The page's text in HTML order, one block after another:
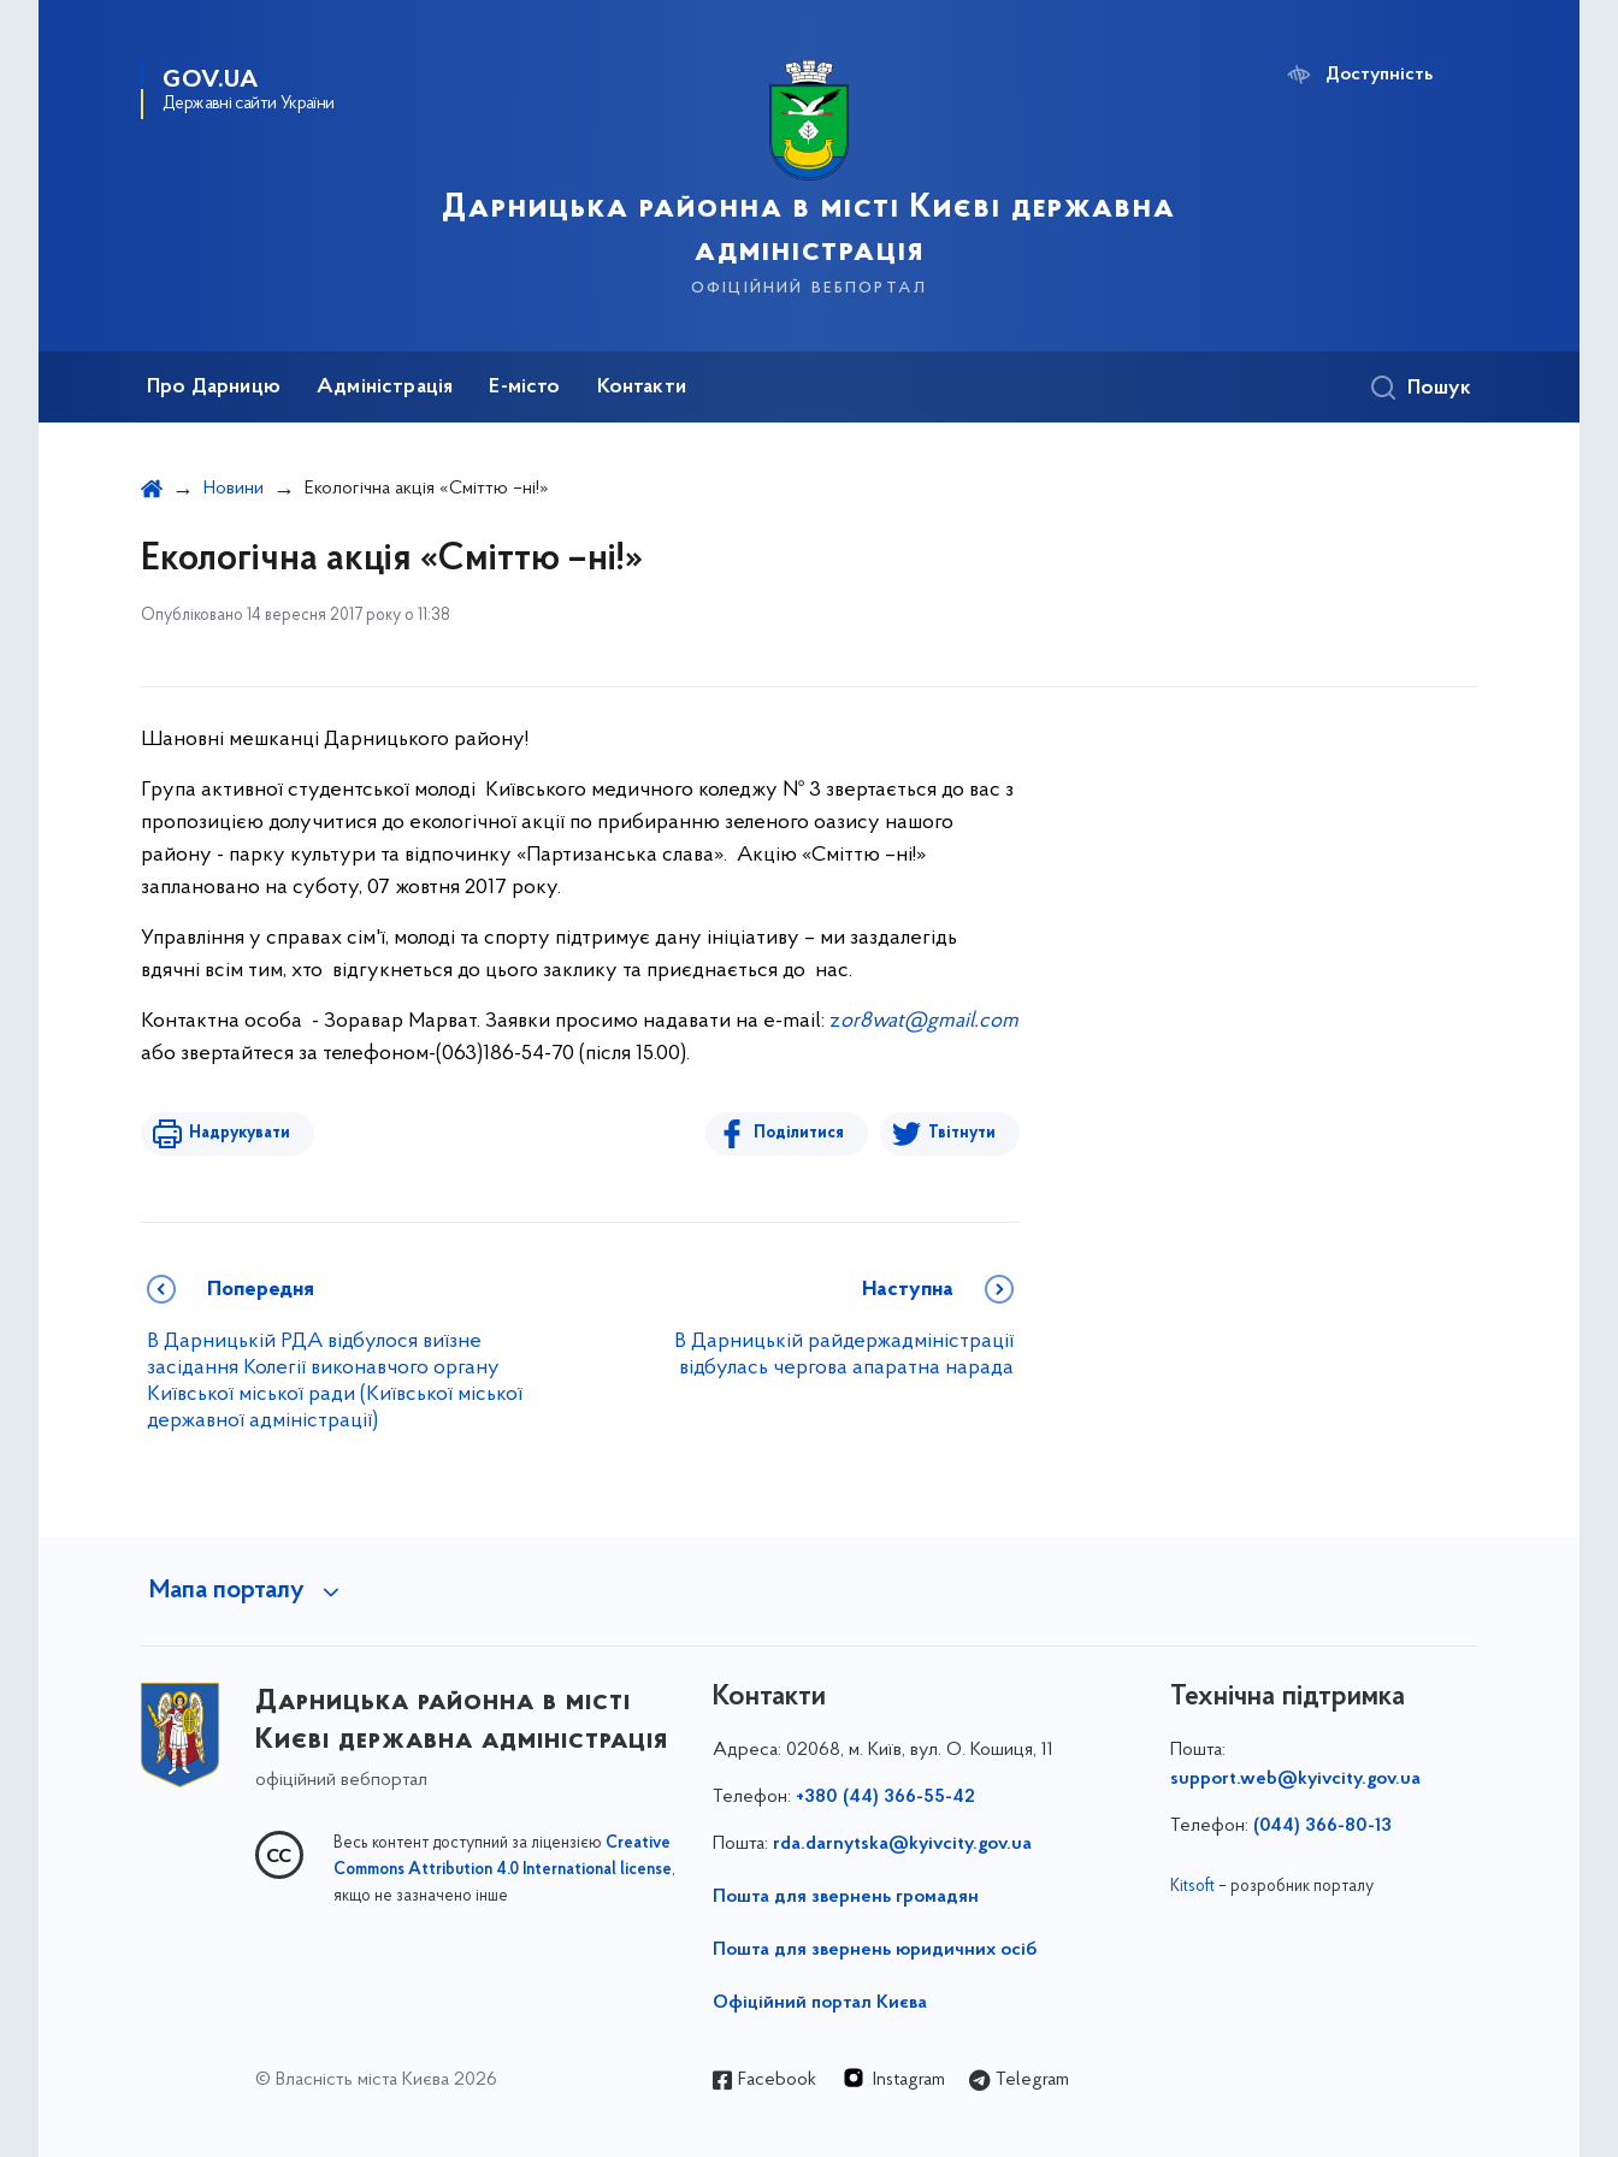
GOV.UA
Державні сайти України
Дарницька районна в місті Києві державна
адміністрація
офіційний вебпортал
Доступність
Про Дарницю Адміністрація Е-місто Контакти Пошук
Новини Екологічна акція «Сміттю –ні!»
Екологічна акція «Сміттю –ні!»
Опубліковано 14 вересня 2017 року о 11:38
Шановні мешканці Дарницького району!
Група активної студентської молоді Київського медичного коледжу № 3 звертається до вас з
пропозицією долучитися до екологічної акції по прибиранню зеленого оазису нашого
району - парку культури та відпочинку «Партизанська слава». Акцію «Сміттю –ні!»
заплановано на суботу, 07 жовтня 2017 року.
Управління у справах сім'ї, молоді та спорту підтримує дану ініціативу – ми заздалегідь
вдячні всім тим, хто відгукнеться до цього заклику та приєднається до нас.
Контактна особа - Зоравар Марват. Заявки просимо надавати на e-mail: zor8wat@gmail.com
або звертайтеся за телефоном-(063)186-54-70 (після 15.00).
Надрукувати Поділитися Твітнути
Попередня
В Дарницькій РДА відбулося виїзне
засідання Колегії виконавчого органу
Київської міської ради (Київської міської
державної адміністрації)
Наступна
В Дарницькій райдержадміністрації
відбулась чергова апаратна нарада
Мапа порталу
Дарницька районна в місті
Києві державна адміністрація
офіційний вебпортал
Весь контент доступний за ліцензією Creative
Commons Attribution 4.0 International license,
якщо не зазначено інше
Контакти
Адреса: 02068, м. Київ, вул. О. Кошиця, 11
Телефон: +380 (44) 366-55-42
Пошта: rda.darnytska@kyivcity.gov.ua
Пошта для звернень громадян
Пошта для звернень юридичних осіб
Офіційний портал Києва
Технічна підтримка
Пошта:
support.web@kyivcity.gov.ua
Телефон: (044) 366-80-13
Kitsoft– розробник порталу
© Власність міста Києва 2026 Facebook Instagram Telegram